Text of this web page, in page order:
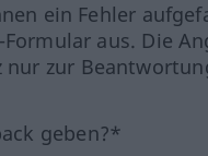
ein Fehler
aus. Die
zur
geben?*